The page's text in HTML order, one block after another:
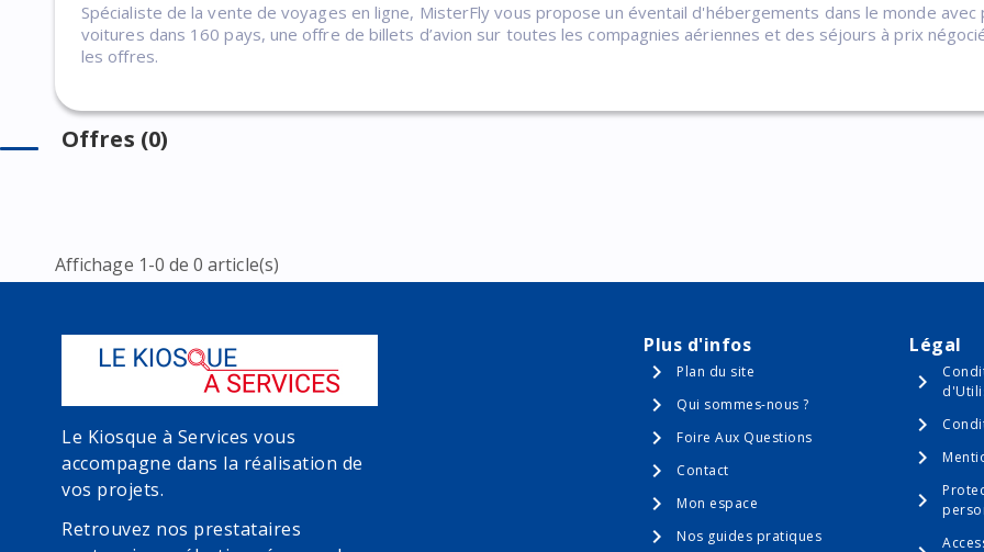
Spécialiste de la vente de voyages en ligne, MisterFly vous propose un éventail d'hébergements dans le monde
voitures dans 160 pays, une offre de billets d’avion sur toutes les compagnies aériennes et des séjours à prix
les offres.
Offres (0)
Affichage 1-0 de 0 article(s)
Le Kiosque à Services vous
accompagne dans la réalisation de
vos projets.
Retrouvez nos prestataires
Plus d'infos
Plan du site
Qui sommes-nous ?
Foire Aux Questions
Contact
Mon espace
Nos guides pratiques
Légal